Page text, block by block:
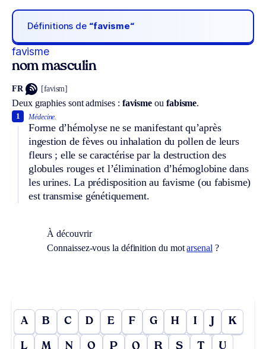
Définitions de “favisme“
favisme
nom masculin
FR [favism]
Deux graphies sont admises : favismeou fabisme.
Médecine.
Forme d’hémolyse ne se manifestant qu’après
ingestion de fèves ou inhalation du pollen de leurs
fleurs ; elle se caractérise par la destruction des
globules rouges et l’élimination d’hémoglobine dans
les urines. La prédisposition au favisme (ou fabisme)
est transmise génétiquement.
1
À découvrir
Connaissez-vous la définition du motarsenal ?
A B C D E F G H I J K
L M N O P Q R S T U